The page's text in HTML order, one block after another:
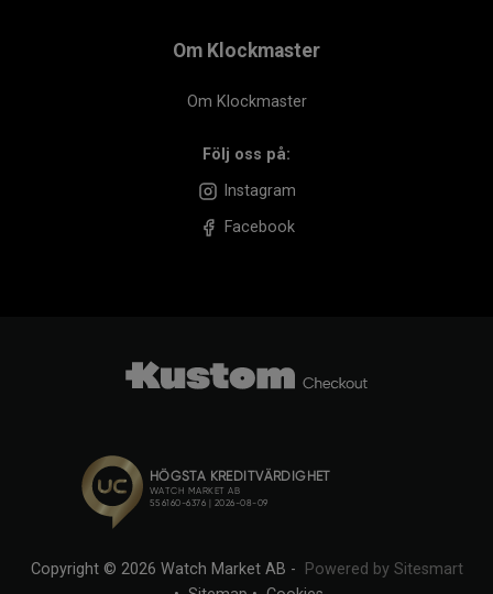
Om Klockmaster
Om Klockmaster
Följ oss på:
Instagram
Facebook
Copyright © 2026 Watch Market AB - Powered by Sitesmart